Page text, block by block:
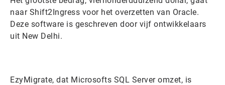
naar Shift2Ingress voor het overzetten van Oracle.
Deze software is geschreven door vijf ontwikkelaars
uit New Delhi.
EzyMigrate, dat Microsofts SQL Server omzet, is